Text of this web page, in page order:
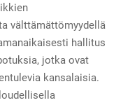
välttämättömyydellä
hallitus
jotka ovat
kansalaisia.